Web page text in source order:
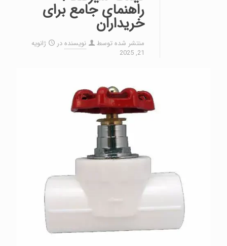
راهنمای جامع برای
خریداران
منتشر شده توسط نویسندهدر
ژانویه
21, 2025